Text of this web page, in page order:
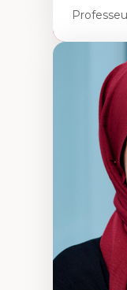
Expertises
Études